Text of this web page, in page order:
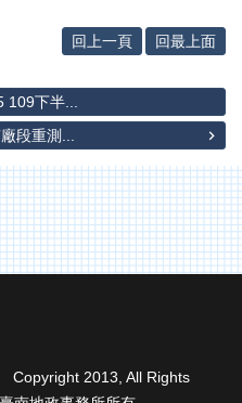
回上一頁 回最上面
109下半...
段重測...
2013, All Rights